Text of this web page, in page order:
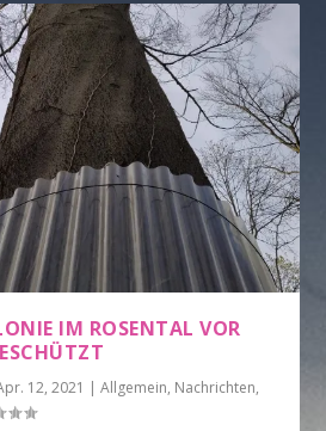
IM ROSENTAL VOR
12, 2021 |Allgemein, Nachrichten,